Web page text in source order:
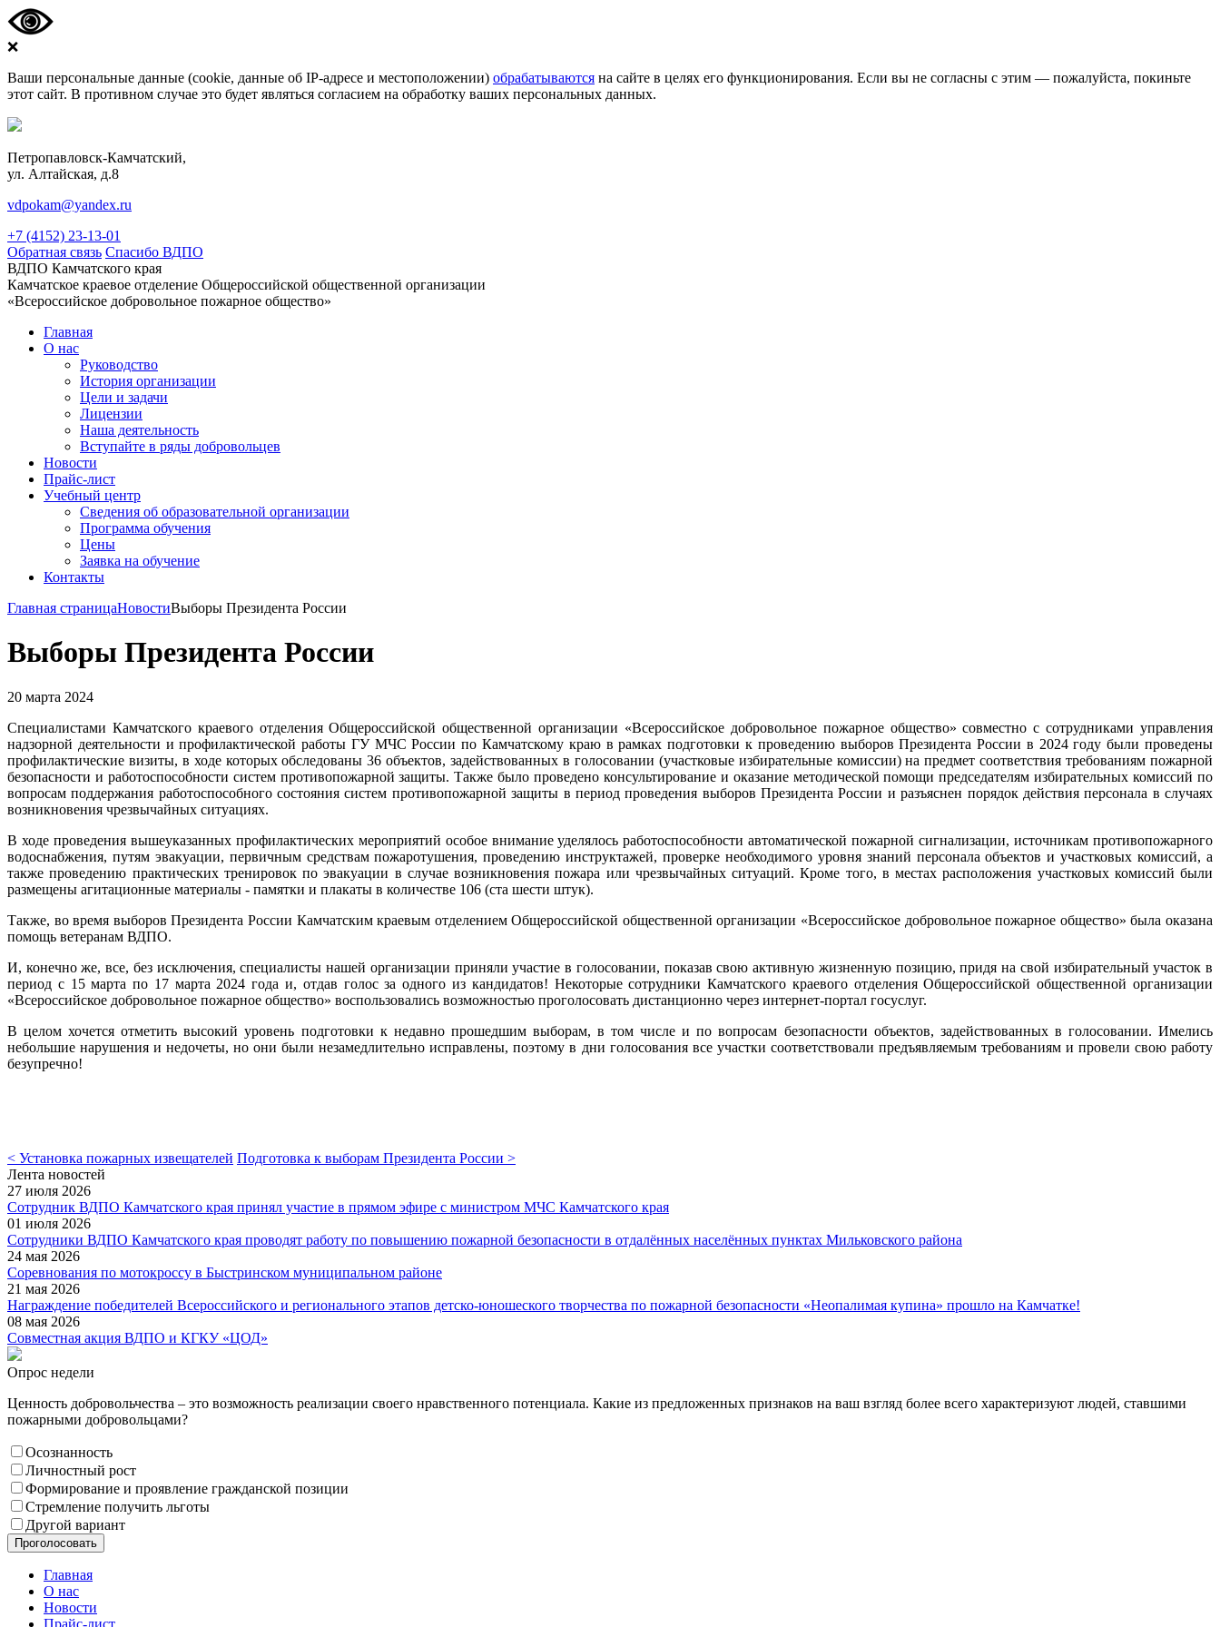
❌
Ваши персональные данные (cookie, данные об IP-адресе и местоположении) обрабатываются на сайте в целях его функционирования. Если вы не согласны с этим — пожалуйста, покиньте
этот сайт. В противном случае это будет являться согласием на обработку ваших персональных данных.
Петропавловск-Камчатский,
ул. Алтайская, д.8
vdpokam@yandex.ru
+7 (4152) 23-13-01
Обратная связь Спасибо ВДПО
ВДПО Камчатского края
Камчатское краевое отделение Общероссийской общественной организации
«Всероссийское добровольное пожарное общество»
Главная
О нас
Руководство
История организации
Цели и задачи
Лицензии
Наша деятельность
Вступайте в ряды добровольцев
Новости
Прайс-лист
Учебный центр
Сведения об образовательной организации
Программа обучения
Цены
Заявка на обучение
Контакты
Главная страницаНовостиВыборы Президента России
Выборы Президента России
20 марта 2024
Специалистами Камчатского краевого отделения Общероссийской общественной организации «Всероссийское добровольное пожарное общество» совместно с сотрудниками управления
надзорной деятельности и профилактической работы ГУ МЧС России по Камчатскому краю в рамках подготовки к проведению выборов Президента России в 2024 году были проведены
профилактические визиты, в ходе которых обследованы 36 объектов, задействованных в голосовании (участковые избирательные комиссии) на предмет соответствия требованиям пожарной
безопасности и работоспособности систем противопожарной защиты. Также было проведено консультирование и оказание методической помощи председателям избирательных комиссий по
вопросам поддержания работоспособного состояния систем противопожарной защиты в период проведения выборов Президента России и разъяснен порядок действия персонала в случаях
возникновения чрезвычайных ситуациях.
В ходе проведения вышеуказанных профилактических мероприятий особое внимание уделялось работоспособности автоматической пожарной сигнализации, источникам противопожарного
водоснабжения, путям эвакуации, первичным средствам пожаротушения, проведению инструктажей, проверке необходимого уровня знаний персонала объектов и участковых комиссий, а
также проведению практических тренировок по эвакуации в случае возникновения пожара или чрезвычайных ситуаций. Кроме того, в местах расположения участковых комиссий были
размещены агитационные материалы - памятки и плакаты в количестве 106 (ста шести штук).
Также, во время выборов Президента России Камчатским краевым отделением Общероссийской общественной организации «Всероссийское добровольное пожарное общество» была оказана
помощь ветеранам ВДПО.
И, конечно же, все, без исключения, специалисты нашей организации приняли участие в голосовании, показав свою активную жизненную позицию, придя на свой избирательный участок в
период с 15 марта по 17 марта 2024 года и, отдав голос за одного из кандидатов! Некоторые сотрудники Камчатского краевого отделения Общероссийской общественной организации
«Всероссийское добровольное пожарное общество» воспользовались возможностью проголосовать дистанционно через интернет-портал госуслуг.
В целом хочется отметить высокий уровень подготовки к недавно прошедшим выборам, в том числе и по вопросам безопасности объектов, задействованных в голосовании. Имелись
небольшие нарушения и недочеты, но они были незамедлительно исправлены, поэтому в дни голосования все участки соответствовали предъявляемым требованиям и провели свою работу
безупречно!
< Установка пожарных извещателей Подготовка к выборам Президента России >
Лента новостей
27 июля 2026
Сотрудник ВДПО Камчатского края принял участие в прямом эфире с министром МЧС Камчатского края
01 июля 2026
Сотрудники ВДПО Камчатского края проводят работу по повышению пожарной безопасности в отдалённых населённых пунктах Мильковского района
24 мая 2026
Соревнования по мотокроссу в Быстринском муниципальном районе
21 мая 2026
Награждение победителей Всероссийского и регионального этапов детско-юношеского творчества по пожарной безопасности «Неопалимая купина» прошло на Камчатке!
08 мая 2026
Совместная акция ВДПО и КГКУ «ЦОД»
Опрос недели
Ценность добровольчества – это возможность реализации своего нравственного потенциала. Какие из предложенных признаков на ваш взгляд более всего характеризуют людей, ставшими
пожарными добровольцами?
Осознанность
Личностный рост
Формирование и проявление гражданской позиции
Стремление получить льготы
Другой вариант
Проголосовать
Главная
О нас
Новости
Прайс-лист